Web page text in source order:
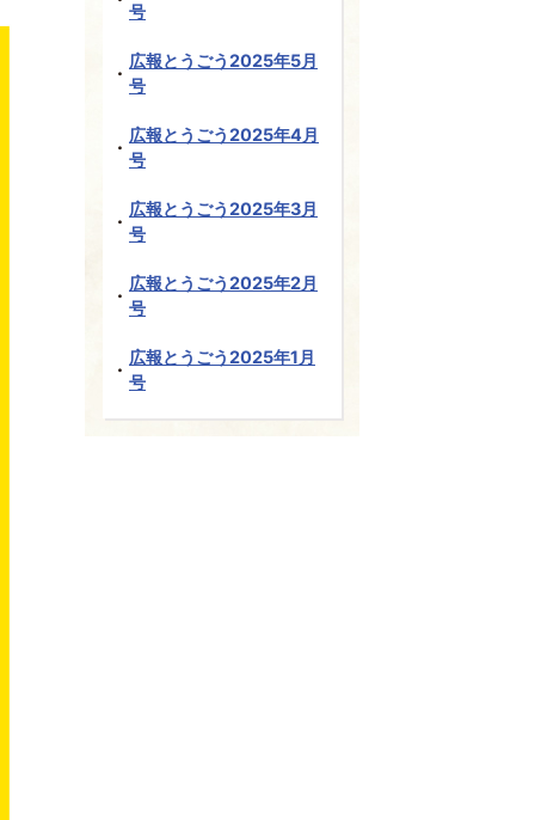
号
広報とうごう2025年5月
号
広報とうごう2025年4月
号
広報とうごう2025年3月
号
広報とうごう2025年2月
号
広報とうごう2025年1月
号